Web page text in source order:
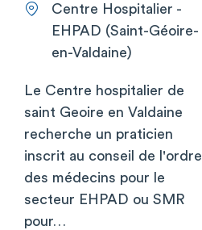
Centre Hospitalier -
EHPAD (Saint-Géoire-
en-Valdaine)
Le Centre hospitalier de
saint Geoire en Valdaine
recherche un praticien
inscrit au conseil de l'ordre
des médecins pour le
secteur EHPAD ou SMR
pour…